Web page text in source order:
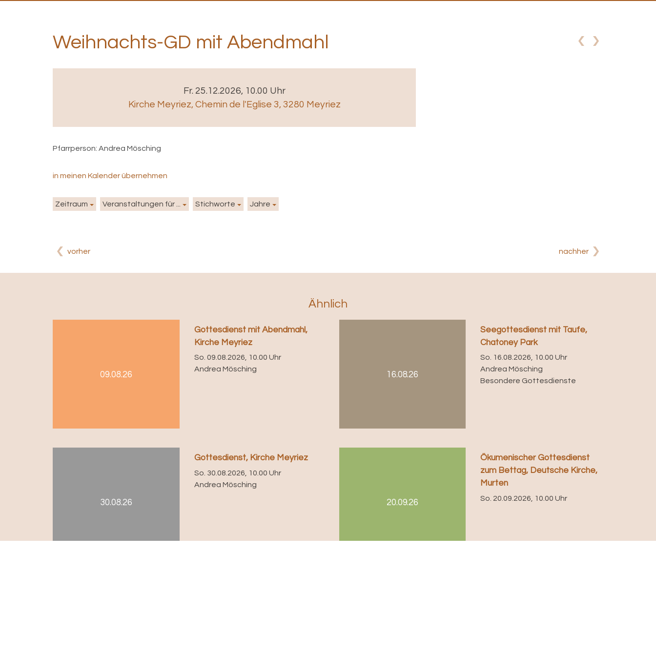
Weihnachts-GD mit Abendmahl
Fr. 25.12.2026, 10.00 Uhr
Kirche Meyriez, Chemin de l'Eglise 3, 3280 Meyriez
Pfarrperson: Andrea Mösching
in meinen Kalender übernehmen
Zeitraum Veranstaltungen für ... Stichworte Jahre
vorher nachher
Ähnlich
09.08.26
Gottesdienst mit Abendmahl,
Kirche Meyriez
So. 09.08.2026, 10.00 Uhr
Andrea Mösching
16.08.26
Seegottesdienst mit Taufe,
Chatoney Park
So. 16.08.2026, 10.00 Uhr
Andrea Mösching
Besondere Gottesdienste
30.08.26
Gottesdienst, Kirche Meyriez
So. 30.08.2026, 10.00 Uhr
Andrea Mösching
20.09.26
Ökumenischer Gottesdienst
zum Bettag, Deutsche Kirche,
Murten
So. 20.09.2026, 10.00 Uhr